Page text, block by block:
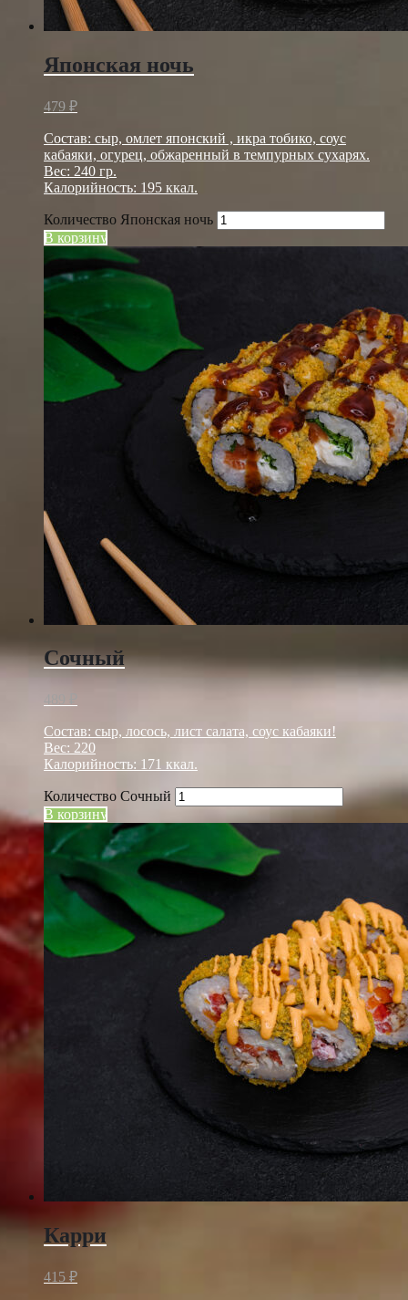
Японская ночь
479 ₽
Состав: сыр, омлет японский , икра тобико, соус
кабаяки, огурец, обжаренный в темпурных сухарях.
Вес: 240 гр.
Калорийность: 195 ккал.
Количество Японская ночь
В корзину
Сочный
489
Состав: сыр, лосось, лист салата, соус кабаяки!
Вес: 220
Калорийность: 171 ккал.
Количество Сочный
В корзину
Карри
415 ₽